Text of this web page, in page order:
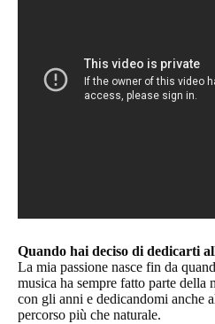
Quando hai deciso di dedicarti
La mia passione nasce fin da
musica ha sempre fatto parte della
con gli anni e dedicandomi anche
percorso più che naturale.